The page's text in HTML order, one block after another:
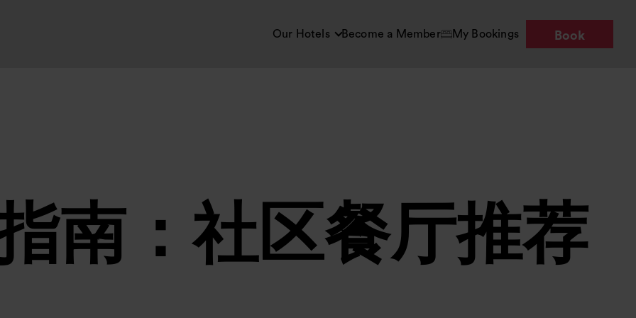
Our Hotels Become a Member My Bookings Book
南：社区餐厅推荐